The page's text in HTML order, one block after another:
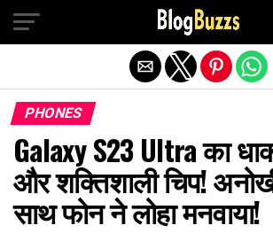
PHONES
Galaxy S23 Ultra का
और शक्तिशाली चिप!
साथ फोन ने लोहा मनवाया!
Exit mobile version